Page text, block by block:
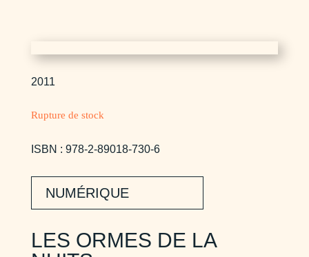
2011
Rupture de stock
ISBN : 978-2-89018-730-6
NUMÉRIQUE
LES ORMES DE LA